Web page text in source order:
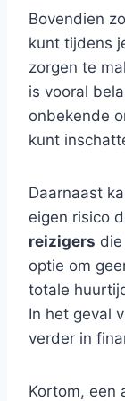
Bovendien
kunt tijdens
zorgen te
is vooral
onbekende
kunt
Daarnaast
eigen risico
reizigers
optie om
totale
In het geval
verder in
Kortom, een